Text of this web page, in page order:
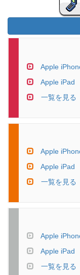
Apple
Apple iPad
一覧を見る
Apple
Apple iPad
一覧を見る
Apple
Apple iPad
一覧を見る